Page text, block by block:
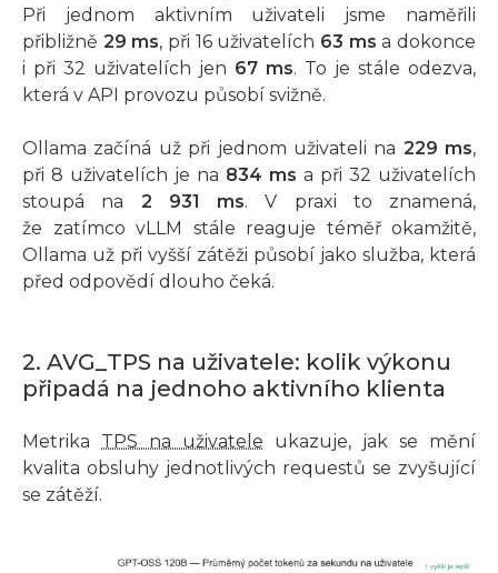
Při jednom aktivním uživateli jsme naměřili
přibližně 29 ms, při 16 uživatelích 63 ms a dokonce
i při 32 uživatelích jen 67 ms. To je stále odezva,
která v API provozu působí svižně.
Ollama začíná už při jednom uživateli na 229 ms,
při 8 uživatelích je na 834 ms a při 32 uživatelích
stoupá na 2 931 ms. V praxi to znamená,
že zatímco vLLM stále reaguje téměř okamžitě,
Ollama už při vyšší zátěži působí jako služba, která
před odpovědí dlouho čeká.
2. AVG_TPS na uživatele: kolik výkonu
připadá na jednoho aktivního klienta
Metrika TPS na uživatele ukazuje, jak se mění
kvalita obsluhy jednotlivých requestů se zvyšující
se zátěží.